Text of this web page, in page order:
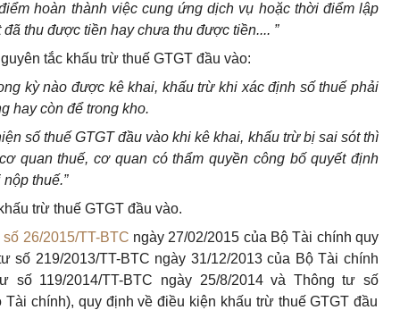
hoàn thành việc cung ứngdịch vụ hoặc thời điểm lập
đã thu được tiền haychưa thu được tiền.... ”
tắc khấu trừ thuế GTGT đầu vào:
kỳ nào được kê khai, khấu trừ khi xác định số thuế phải
hay còn để trong kho.
sốthuế GTGT đầu vào khi kê khai, khấu trừ bị sai sót thì
quan thuế, cơ quan có thẩm quyền công bố quyết định
thuế.”
trừ thuế GTGT đầu vào.
26/2015/TT-BTC ngày 27/02/2015 của Bộ Tài chính quy
219/2013/TT-BTC ngày 31/12/2013 của Bộ Tài chính
119/2014/TT-BTC ngày 25/8/2014 và Thông tư số
chính), quy định về điều kiện khấu trừ thuế GTGT đầu